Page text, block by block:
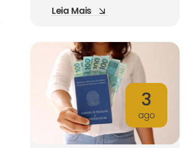
Leia Mais
3
ago